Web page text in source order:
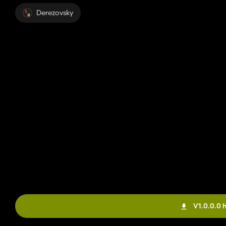
Derezovsky
V1.0.0.0